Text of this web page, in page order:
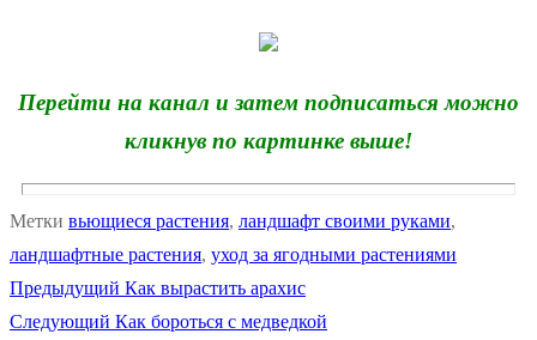
Перейти на канал и затем подписаться можно
кликнув по картинке выше!
Метки вьющиеся растения, ландшафт своими руками,
ландшафтные растения, уход за ягодными растениями
Навигация
Предыдущий Предыдущая
запись:
Как вырастить арахис
Следующий Следующая
Как бороться с медведкой